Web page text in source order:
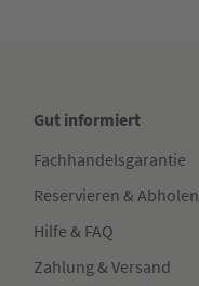
Gut informiert
Fachhandelsgarantie
Reservieren & Abholen
Hilfe & FAQ
Zahlung & Versand